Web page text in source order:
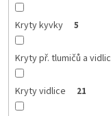
Kryty kyvky 5
Kryty př. tlumičů a vidlic
Kryty vidlice 21